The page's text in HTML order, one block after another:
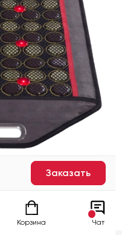
Заказать
Корзина Чат